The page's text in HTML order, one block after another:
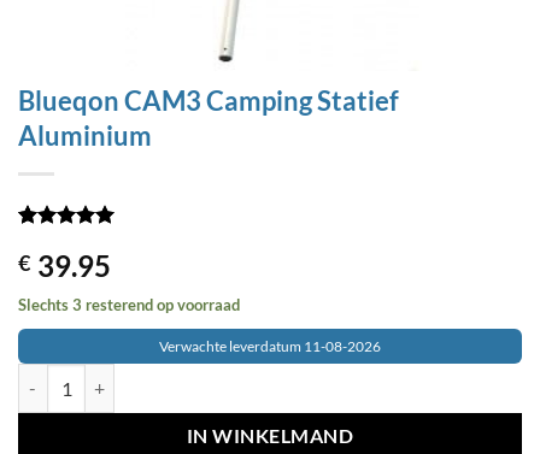
Blueqon CAM3 Camping Statief
Aluminium
5op 5
gebaseerd
op
€ 39.95
Slechts 3 resterend op voorraad
Verwachte leverdatum 11-08-2026
IN WINKELMAND